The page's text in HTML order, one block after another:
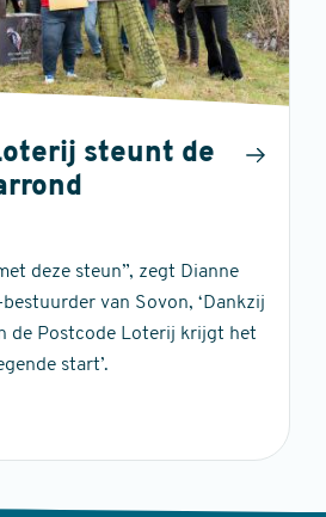
steunt de
deze steun”, zegt Dianne
van Sovon, ‘Dankzij
de Postcode Loterij krijgt het
start’.